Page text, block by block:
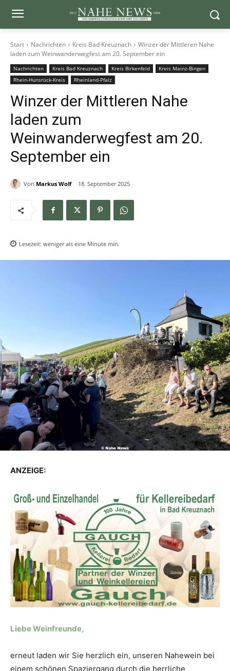
Start Nachrichten Kreis Bad Kreuznach
Winzer der Mittleren Nahe
laden zum Weinwanderwegfest am 20. September ein
Nachrichten Kreis Bad Kreuznach Kreis Birkenfeld
Kreis Mainz-Bingen
Rhein-Hunsrück-Kreis
Rheinland-Pfalz
Winzer der Mittleren Nahe
laden zum
Weinwanderwegfest am 20.
September ein
Von Markus Wolf 18. September 2025
Lesezeit: weniger als eine Minute min.
ANZEIGE:
Liebe Weinfreunde,
erneut laden wir Sie herzlich ein, unseren Nahewein bei
einem schönen Spaziergang durch die herrliche